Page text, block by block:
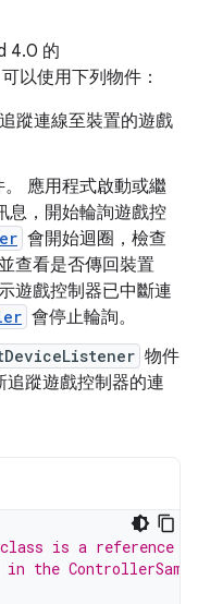
4.0 的
以使用下列物件：
蹤連線至裝置的遊戲
。 應用程式啟動或繼
息，開始輪詢遊戲控
會開始迴圈，檢查
查看是否傳回裝置
遊戲控制器已中斷連
會停止輪詢。
物件
追蹤遊戲控制器的連
class is a reference
the